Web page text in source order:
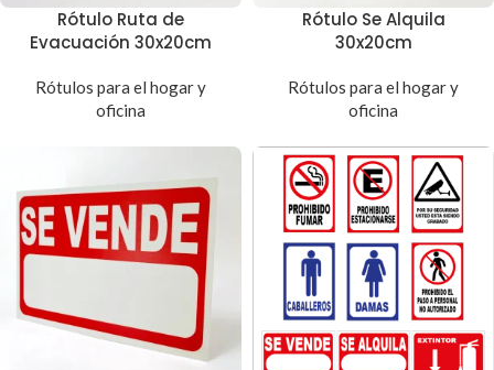
Rótulo Ruta de
Evacuación 30x20cm
Rótulos para el hogar y
oficina
Rótulo Se Alquila
30x20cm
Rótulos para el hogar y
oficina